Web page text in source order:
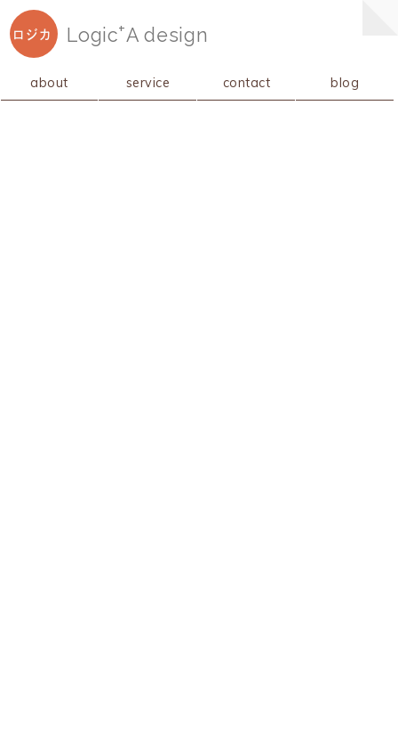
ロジカ Logic+A design
about service contact blog